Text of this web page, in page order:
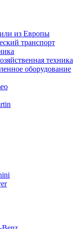
из Европы
транспорт
техника
оборудование